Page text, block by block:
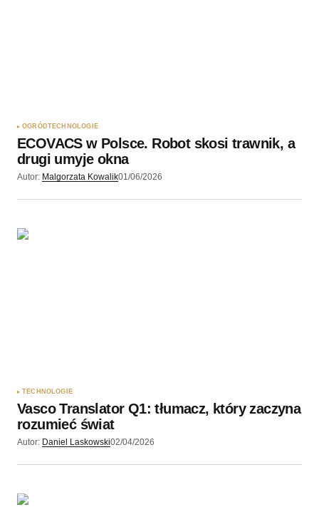
OGRÓDTECHNOLOGIE
ECOVACS w Polsce. Robot skosi trawnik, a
drugi umyje okna
Autor: Malgorzata Kowalik01/06/2026
TECHNOLOGIE
Vasco Translator Q1: tłumacz, który zaczyna
rozumieć świat
Autor: Daniel Laskowski02/04/2026